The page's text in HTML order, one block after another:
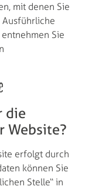
mit denen Sie
Sie
die
Website?
erfolgt durch
können Sie
Stelle“ in